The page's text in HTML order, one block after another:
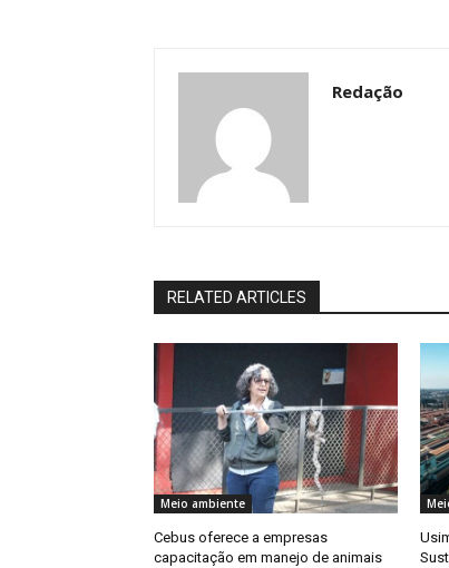
Redação
RELATED ARTICLES
Meio ambiente
Cebus oferece a empresas
capacitação em manejo de animais